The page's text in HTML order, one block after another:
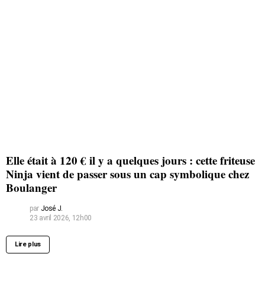
Elle était à 120 € il y a quelques jours : cette friteuse
Ninja vient de passer sous un cap symbolique chez
Boulanger
par José J.
23 avril 2026, 12h00
Lire plus